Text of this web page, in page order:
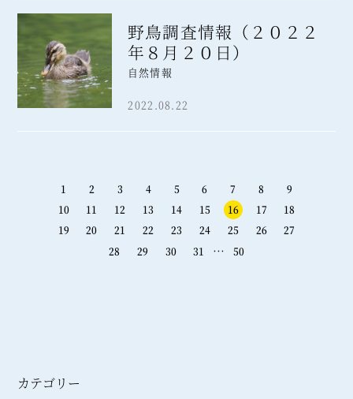
野鳥調査情報（２０２２
年８月２０日）
自然情報
2022.08.22
1 2 3 4 5 6 7 8
9
10
11 12 13 14 15 16 17
18
19
20 21 22 23 24 25 26
27
28
29 30 31 … 50
カテゴリー